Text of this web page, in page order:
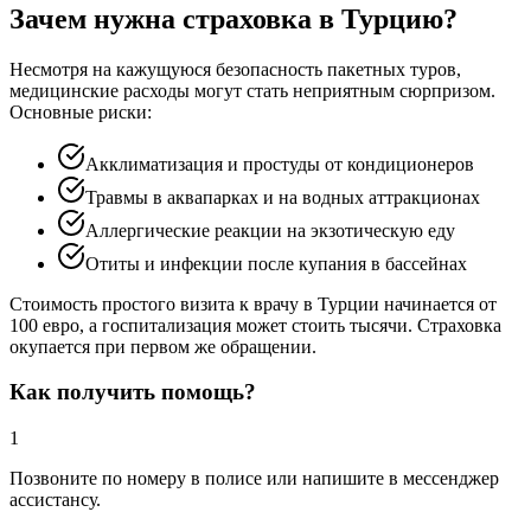
Зачем нужна страховка в Турцию?
Несмотря на кажущуюся безопасность пакетных туров,
медицинские расходы могут стать неприятным сюрпризом.
Основные риски:
Акклиматизация и простуды от кондиционеров
Травмы в аквапарках и на водных аттракционах
Аллергические реакции на экзотическую еду
Отиты и инфекции после купания в бассейнах
Стоимость простого визита к врачу в Турции начинается от
100 евро, а госпитализация может стоить тысячи. Страховка
окупается при первом же обращении.
Как получить помощь?
1
Позвоните по номеру в полисе или напишите в мессенджер
ассистансу.